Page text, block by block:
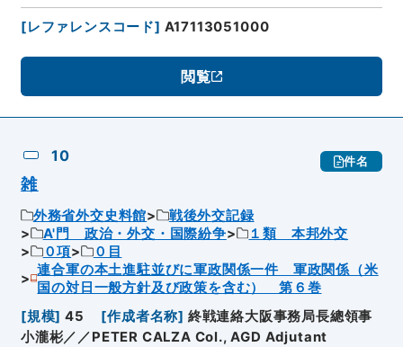
[レファレンスコード] A17113051000
閲覧
10 件名
雑
外務省外交史料館
戦後外交記録
A'門 政治・外交・国際紛争
１類 本邦外交
０項
０目
連合軍の本土進駐並びに軍政関係一件 軍政関係（米
国の対日一般方針及び政策を含む） 第６巻
[規模] 45 [作成者名称] 終戦連絡大阪事務局長總領事
小瀧彬／／PETER CALZA Col., AGD Adjutant